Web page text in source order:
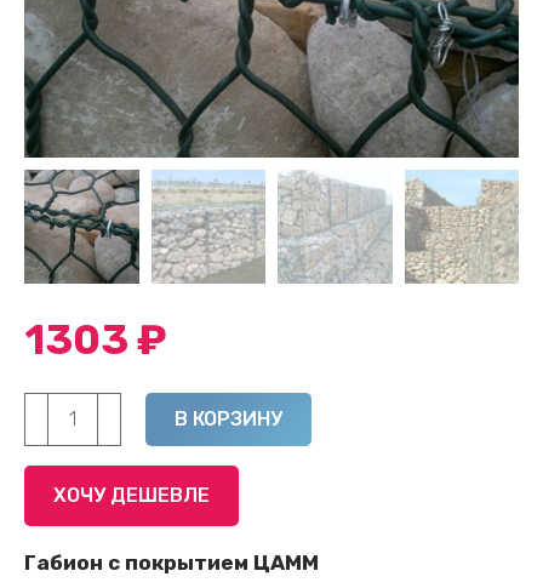
1303₽
Количество
товара
покрытием
В КОРЗИНУ
ХОЧУ ДЕШЕВЛЕ
Габион с покрытием ЦАММ